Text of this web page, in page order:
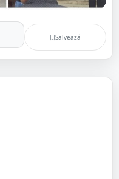
Salvează